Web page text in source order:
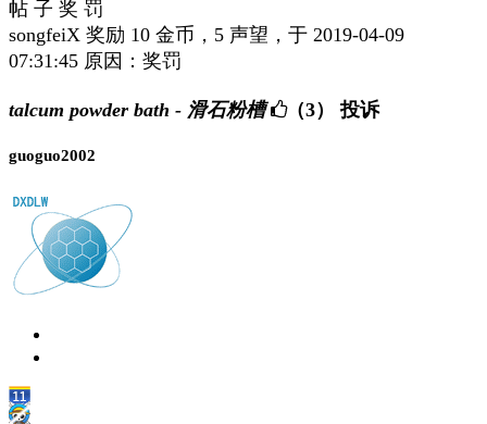
帖 子 奖 罚
songfeiX 奖励 10 金币，5 声望，于 2019-04-09
07:31:45 原因：奖罚
talcum powder bath - 滑石粉槽 （3） 投诉
guoguo2002